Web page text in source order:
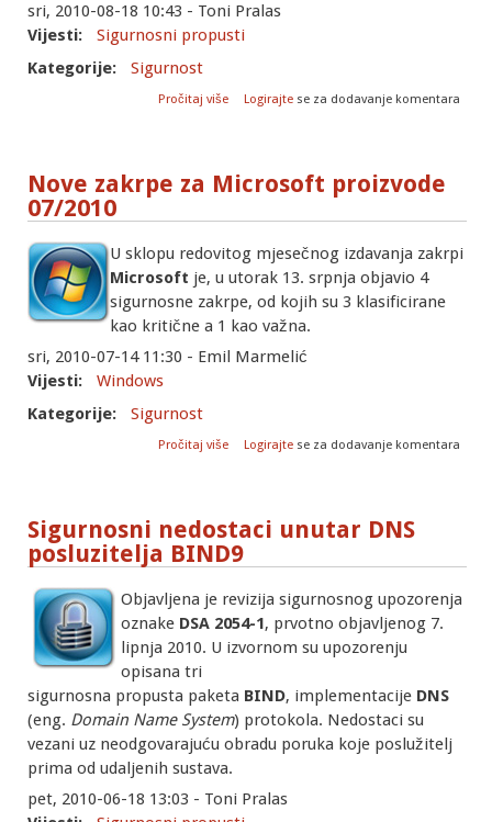
sri, 2010-08-18 10:43 - Toni Pralas
Vijesti:
Sigurnosni propusti
Kategorije:
Sigurnost
Pročitaj više
o Sigurnosni nedostaci unutar
Logirajte se za dodavanje komentara
Nove zakrpe za Microsoft proizvode
07/2010
U sklopu redovitog mjesečnog izdavanja zakrpi
Microsoft je, u utorak 13. srpnja objavio 4
sigurnosne zakrpe, od kojih su 3 klasificirane
kao kritične a 1 kao važna.
sri, 2010-07-14 11:30 - Emil Marmelić
Vijesti:
Windows
Kategorije:
Sigurnost
Pročitaj više
o Nove zakrpe za Microsoft proizvode
Logirajte se za dodavanje komentara
Sigurnosni nedostaci unutar DNS
posluzitelja BIND9
Objavljena je revizija sigurnosnog upozorenja
oznake DSA 2054-1, prvotno objavljenog 7.
lipnja 2010. U izvornom su upozorenju
opisana tri
sigurnosna propusta paketa BIND, implementacije DNS
(eng. Domain Name System) protokola. Nedostaci su
vezani uz neodgovarajuću obradu poruka koje poslužitelj
prima od udaljenih sustava.
pet, 2010-06-18 13:03 - Toni Pralas